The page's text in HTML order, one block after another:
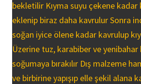
bekletilir Kıyma suyu çekene kadar
eklenip biraz daha kavrulur Sonra
soğan iyice ölene kadar kavrulup
Üzerine tuz, karabiber ve
soğumaya bırakılır Dış malzeme
ve birbirine yapışıp elle şekil alana